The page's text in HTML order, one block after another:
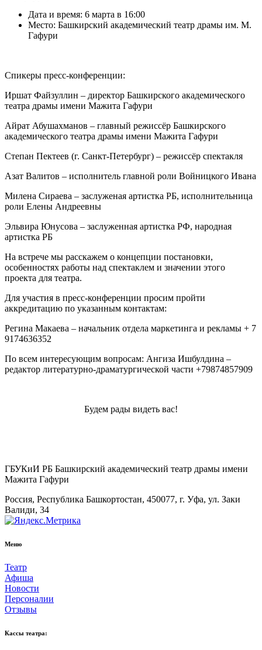
Дата и время: 6 марта в 16:00
Место: Башкирский академический театр драмы им. М.
Гафури
Спикеры пресс-конференции:
Иршат Файзуллин – директор Башкирского академического
театра драмы имени Мажита Гафури
Айрат Абушахманов – главный режиссёр Башкирского
академического театра драмы имени Мажита Гафури
Степан Пектеев (г. Санкт-Петербург) – режиссёр спектакля
Азат Валитов – исполнитель главной роли Войницкого Ивана
Милена Сираева – заслуженая артистка РБ, исполнительница
роли Елены Андреевны
Эльвира Юнусова – заслуженная артистка РФ, народная
артистка РБ
На встрече мы расскажем о концепции постановки,
особенностях работы над спектаклем и значении этого
проекта для театра.
Для участия в пресс-конференции просим пройти
аккредитацию по указанным контактам:
Регина Макаева – начальник отдела маркетинга и рекламы + 7
9174636352
По всем интересующим вопросам: Ангиза Ишбулдина –
редактор литературно-драматургической части +79874857909
Будем рады видеть вас!
ГБУКиИ РБ Башкирский академический театр драмы имени
Мажита Гафури
Россия, Республика Башкортостан, 450077, г. Уфа, ул. Заки
Валиди, 34
Меню
Театр
Афиша
Новости
Персоналии
Отзывы
Кассы театра: